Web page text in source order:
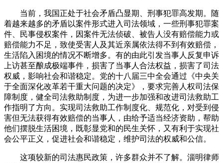
当前，我国正处于社会矛盾凸显期、刑事犯罪高发期。随
着越来越多的矛盾以案件形式进入司法领域，一些刑事犯罪案
件、民事侵权案件，因案件无法侦破、被告人没有赔偿能力或
赔偿能力不足，致使受害人及其近亲属依法得不到有效赔偿，
生活陷入困境的情况不断增多。有的由此引发当事人反复申诉
上访甚至酿成极端事件，损害了当事人合法权益，损害了司法
权威，影响社会和谐稳定。党的十八届三中全会通过《中央关
于全面深化改革若干重大问题的决定》，要求完善人权司法保
障制度，健全司法救助制度，为进一步加强和改进司法救助工
作指明了方向。实现司法救助工作制度化、规范化，对受到侵
害但无法获得有效赔偿的当事人，由给予适当经济资助，帮助
他们摆脱生活困境，既彰显党和的民生关怀，又有利于实现社
会公平正义，促进社会和谐稳定，维护司法的权威和公信。
这项较新的司法惠民政策，许多群众并不了解。淄明律师